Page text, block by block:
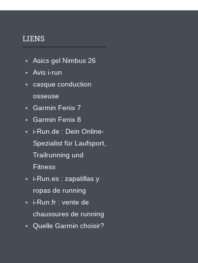
LIENS
Asics gel Nimbus 26
Avis i-run
casque conduction
osseuse
Garmin Fenix 7
Garmin Fenix 8
i-Run.de : Dein Online-
Spezialist für Laufsport,
Trailrunning und
Fitness
i-Run.es : zapatillas y
ropas de running
i-Run.fr : vente de
chaussures de running
Quelle Garmin choisir?